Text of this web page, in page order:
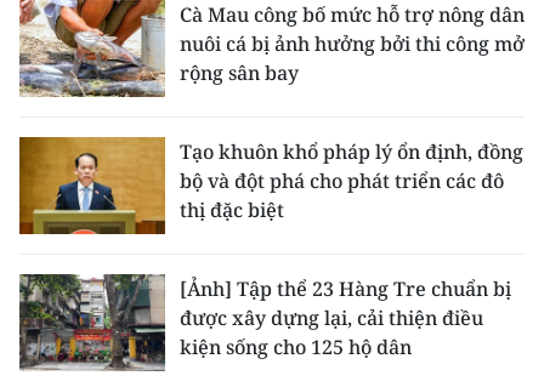
Cà Mau công bố mức hỗ trợ nông dân
nuôi cá bị ảnh hưởng bởi thi công mở
rộng sân bay
Tạo khuôn khổ pháp lý ổn định, đồng
bộ và đột phá cho phát triển các đô
thị đặc biệt
[Ảnh] Tập thể 23 Hàng Tre chuẩn bị
được xây dựng lại, cải thiện điều
kiện sống cho 125 hộ dân